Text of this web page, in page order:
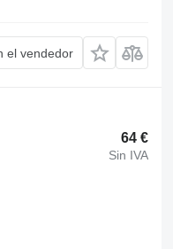
el vendedor
64 €
Sin IVA